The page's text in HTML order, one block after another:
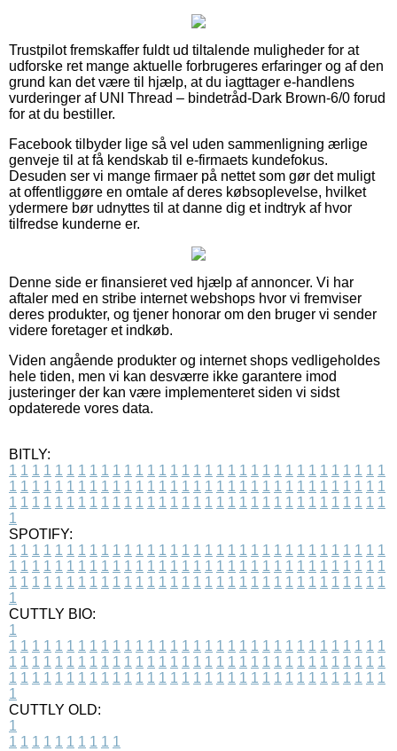
Trustpilot fremskaffer fuldt ud tiltalende muligheder for at
udforske ret mange aktuelle forbrugeres erfaringer og af den
grund kan det være til hjælp, at du iagttager e-handlens
vurderinger af UNI Thread – bindetråd-Dark Brown-6/0 forud
for at du bestiller.
Facebook tilbyder lige så vel uden sammenligning ærlige
genveje til at få kendskab til e-firmaets kundefokus.
Desuden ser vi mange firmaer på nettet som gør det muligt
at offentliggøre en omtale af deres købsoplevelse, hvilket
ydermere bør udnyttes til at danne dig et indtryk af hvor
tilfredse kunderne er.
Denne side er finansieret ved hjælp af annoncer. Vi har
aftaler med en stribe internet webshops hvor vi fremviser
deres produkter, og tjener honorar om den bruger vi sender
videre foretager et indkøb.
Viden angående produkter og internet shops vedligeholdes
hele tiden, men vi kan desværre ikke garantere imod
justeringer der kan være implementeret siden vi sidst
opdaterede vores data.
BITLY:
1 1 1 1 1 1 1 1 1 1 1 1 1 1 1 1 1 1 1 1 1 1 1 1 1 1 1 1 1 1 1 1 1
1 1 1 1 1 1 1 1 1 1 1 1 1 1 1 1 1 1 1 1 1 1 1 1 1 1 1 1 1 1 1 1 1
1 1 1 1 1 1 1 1 1 1 1 1 1 1 1 1 1 1 1 1 1 1 1 1 1 1 1 1 1 1 1 1 1
1
SPOTIFY:
1 1 1 1 1 1 1 1 1 1 1 1 1 1 1 1 1 1 1 1 1 1 1 1 1 1 1 1 1 1 1 1 1
1 1 1 1 1 1 1 1 1 1 1 1 1 1 1 1 1 1 1 1 1 1 1 1 1 1 1 1 1 1 1 1 1
1 1 1 1 1 1 1 1 1 1 1 1 1 1 1 1 1 1 1 1 1 1 1 1 1 1 1 1 1 1 1 1 1
1
CUTTLY BIO:
1
1 1 1 1 1 1 1 1 1 1 1 1 1 1 1 1 1 1 1 1 1 1 1 1 1 1 1 1 1 1 1 1 1
1 1 1 1 1 1 1 1 1 1 1 1 1 1 1 1 1 1 1 1 1 1 1 1 1 1 1 1 1 1 1 1 1
1 1 1 1 1 1 1 1 1 1 1 1 1 1 1 1 1 1 1 1 1 1 1 1 1 1 1 1 1 1 1 1 1
1
CUTTLY OLD:
1
1 1 1 1 1 1 1 1 1 1